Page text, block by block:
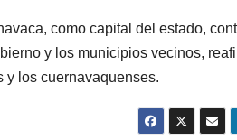
como capital del estado,
y los municipios vecinos,
y los cuernavaquenses.